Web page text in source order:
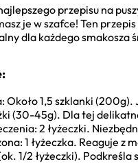
przepisu na
je w szafce! Ten
dla każdego smakosza
Około 1,5 szklanki
(30-45g). Dla tej
2 łyżeczki.
1 łyżeczka. Reaguje z
1/2 łyżeczki).